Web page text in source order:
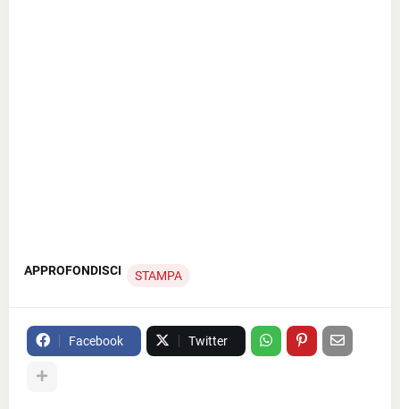
APPROFONDISCI STAMPA
Facebook Twitter